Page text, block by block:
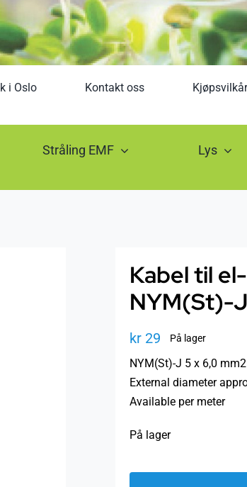
i Oslo Kontakt oss
Stråling EMF Lys
Kabel til
NYM(St)-
kr 29 På lager
NYM(St)-J 5 x 6,0
External diameter
Available per meter
På lager